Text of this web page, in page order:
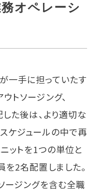
オペレーシ
一手に担っていたす
トソージング、
た後は、より適切な
ケジュールの中で再
ットを1つの単位と
を2名配置しました。
ージングを含む全職